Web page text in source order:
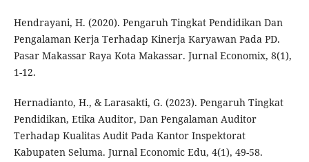
Hendrayani, H. (2020). Pengaruh Tingkat Pendidikan Dan
Pengalaman Kerja Terhadap Kinerja Karyawan Pada PD.
Pasar Makassar Raya Kota Makassar. Jurnal Economix, 8(1),
1-12.
Hernadianto, H., & Larasakti, G. (2023). Pengaruh Tingkat
Pendidikan, Etika Auditor, Dan Pengalaman Auditor
Terhadap Kualitas Audit Pada Kantor Inspektorat
Kabupaten Seluma. Jurnal Economic Edu, 4(1), 49-58.